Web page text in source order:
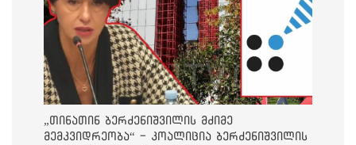
„თინათინ ბერძენიშვილის მძიმე
მემკვიდრეობა“ - კოალიცია ბერძენიშვილის